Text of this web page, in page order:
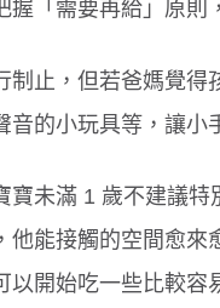
握「需要再給」原則
制止，但若爸媽覺
音的小玩具等，讓小
寶未滿 1 歲不建議
他能接觸的空間愈
以開始吃一些比較